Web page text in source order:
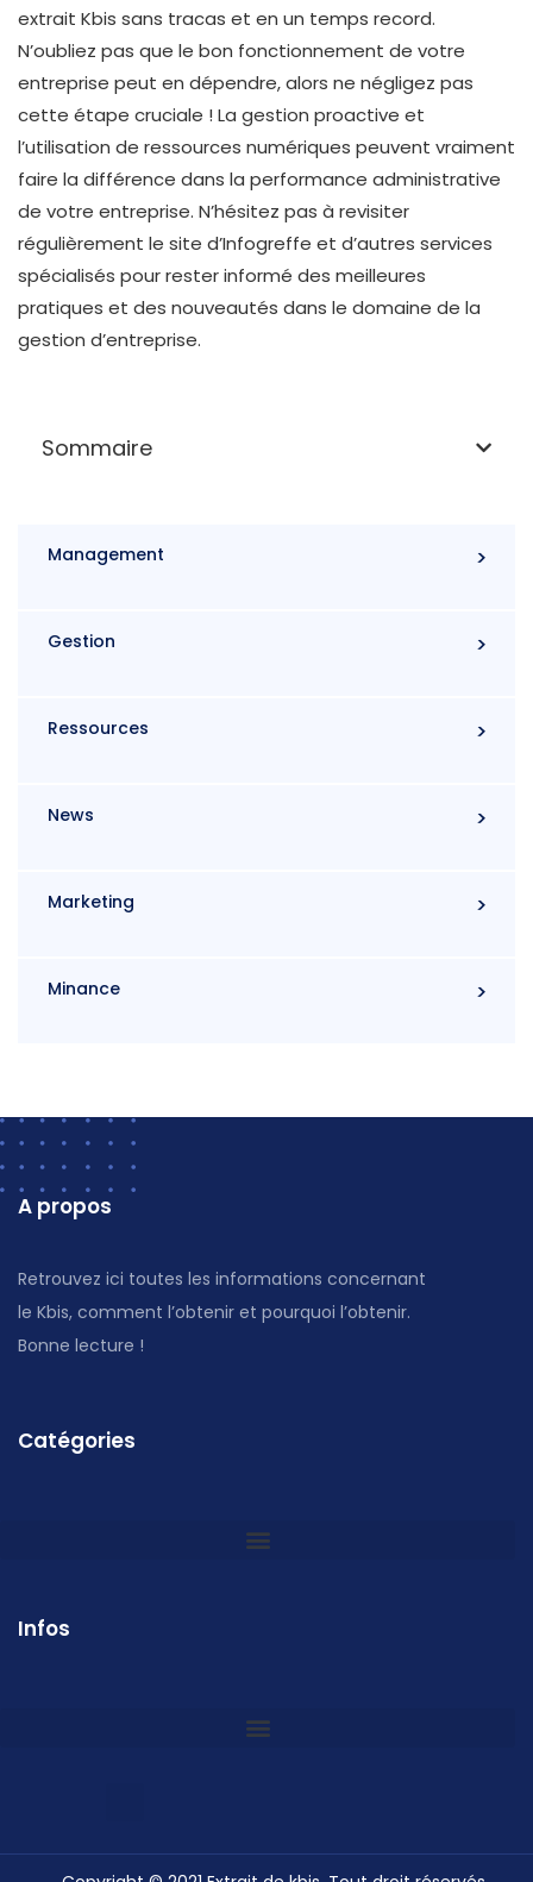
extrait Kbis sans tracas et en un temps record.
N’oubliez pas que le bon fonctionnement de votre
entreprise peut en dépendre, alors ne négligez pas
cette étape cruciale ! La gestion proactive et
l’utilisation de ressources numériques peuvent vraiment
faire la différence dans la performance administrative
de votre entreprise. N’hésitez pas à revisiter
régulièrement le site d’Infogreffe et d’autres services
spécialisés pour rester informé des meilleures
pratiques et des nouveautés dans le domaine de la
gestion d’entreprise.
Sommaire
Management
Gestion
Ressources
News
Marketing
Minance
A propos
Retrouvez ici toutes les informations concernant
le Kbis, comment l’obtenir et pourquoi l’obtenir.
Bonne lecture !
Catégories
Infos